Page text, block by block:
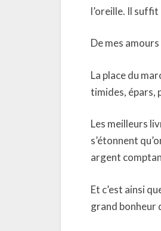
l’oreille. Il
De mes
La place du
timides, épars,
Les meilleurs
s’étonnent
argent
Et c’est ainsi
grand bonheur